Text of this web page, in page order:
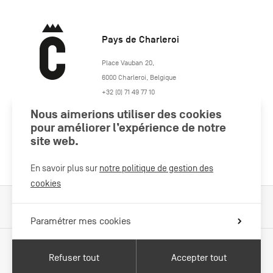
Pays de Charleroi
https://www.paysdecharleroi.be/
Place Vauban 20,
6000 Charleroi Belgique
+32 (0) 71 49 77 10
Avec le soutien de
Nous aimerions utiliser des cookies
pour améliorer l’expérience de notre
site web.
En savoir plus sur notre politique de gestion des
cookies
Paramétrer mes cookies
Refuser tout Accepter tout